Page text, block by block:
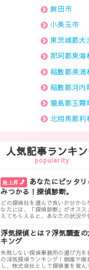
鉾田市
小美玉市
東茨城郡大
那珂郡東海
稲敷郡美浦
稲敷郡河内
猿島郡五霞
北相馬郡利
人気記事ランキ
popularity
急上昇
あなたにピッタ
みつかる！探偵診断。
どの探偵社を選んで良いか分から
なたには、「探偵診断」がオス
えてもらえると、あなたの状況や
つけることができます。
浮気探偵とは？浮気調査
キング
失敗しない探偵事務所の選び方を
の浮気探偵ランキング！倒産や廃
し、株式会社として探偵業を営